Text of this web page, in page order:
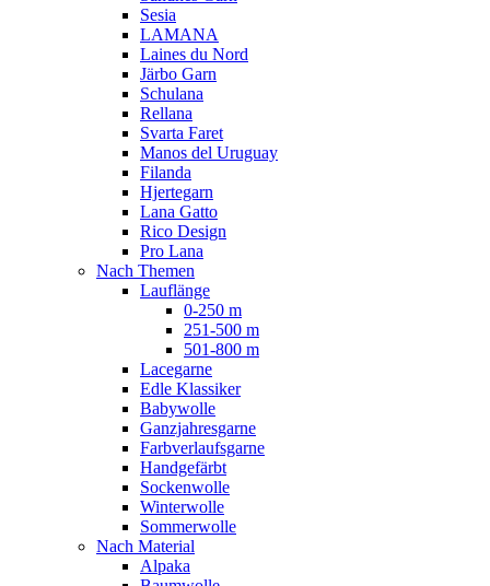
Sesia
LAMANA
Laines du Nord
Järbo Garn
Schulana
Rellana
Svarta Faret
Manos del Uruguay
Filanda
Hjertegarn
Lana Gatto
Rico Design
Pro Lana
Nach Themen
Lauflänge
0-250 m
251-500 m
501-800 m
Lacegarne
Edle Klassiker
Babywolle
Ganzjahresgarne
Farbverlaufsgarne
Handgefärbt
Sockenwolle
Winterwolle
Sommerwolle
Nach Material
Alpaka